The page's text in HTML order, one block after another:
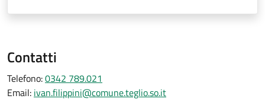
Contatti
Telefono:0342 789.021
Email: ivan.filippini@comune.teglio.so.it